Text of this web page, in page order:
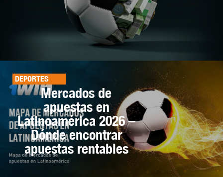
DEPORTES
Mercados de
apuestas en
Latinoamérica 2026 –
Dónde encontrar
apuestas rentables